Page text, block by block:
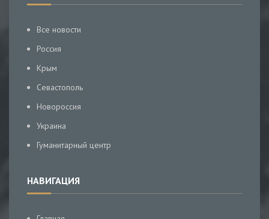
Все новости
Россия
Крым
Севастополь
Новороссия
Украина
Гуманитарный центр
НАВИГАЦИЯ